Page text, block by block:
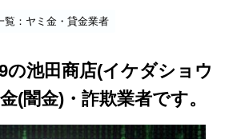
覧：ヤミ金・貸金業者
の池田商店(イケダショウ
(闇金)・詐欺業者です。